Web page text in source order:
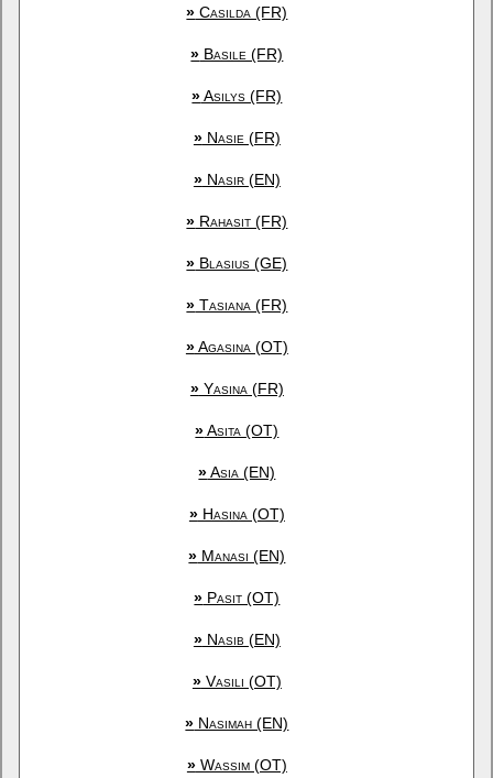
» Casilda (FR)
» Basile (FR)
»Asilys (FR)
»Nasie (FR)
»Nasir (EN)
» Rahasit (FR)
» Blasius (GE)
» Tasiana (FR)
»Agasina (OT)
»Yasina (FR)
»Asita (OT)
»Asia (EN)
»Hasina (OT)
» Manasi (EN)
» Pasit (OT)
»Nasib (EN)
»Vasili (OT)
» Nasimah (EN)
»Wassim (OT)